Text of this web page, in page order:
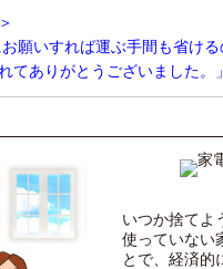
お願いすれば運ぶ手間も省け
てありがとうございました。」
いつか捨てよ
使っていない
とで、経済的